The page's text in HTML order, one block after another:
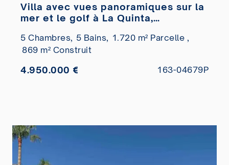
Villa avec vues panoramiques sur la
mer et le golf à La Quinta,
5 Chambres, 5 Bains, 1.720 m² Parcelle ,
869 m² Construit
4.950.000 € 163-04679P